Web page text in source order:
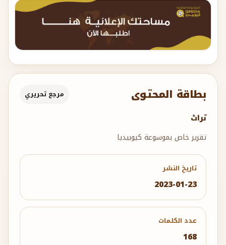
بطاقة المحتوى مرجع تحريري
تراث
تقرير خاص بموسوعة كيوبيديا
تاريخ النشر
2023-01-23
عدد الكلمات
168